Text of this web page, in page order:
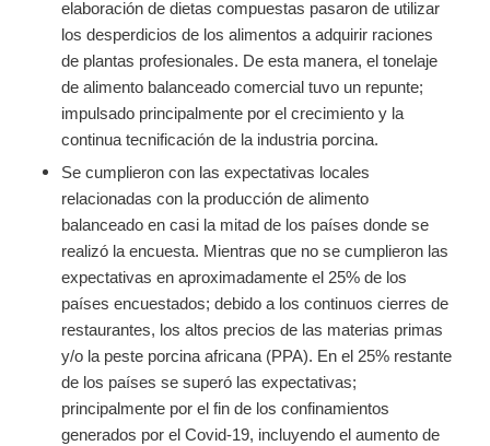
elaboración de dietas compuestas pasaron de utilizar
los desperdicios de los alimentos a adquirir raciones
de plantas profesionales. De esta manera, el tonelaje
de alimento balanceado comercial tuvo un repunte;
impulsado principalmente por el crecimiento y la
continua tecnificación de la industria porcina.
Se cumplieron con las expectativas locales
relacionadas con la producción de alimento
balanceado en casi la mitad de los países donde se
realizó la encuesta. Mientras que no se cumplieron las
expectativas en aproximadamente el 25% de los
países encuestados; debido a los continuos cierres de
restaurantes, los altos precios de las materias primas
y/o la peste porcina africana (PPA). En el 25% restante
de los países se superó las expectativas;
principalmente por el fin de los confinamientos
generados por el Covid-19, incluyendo el aumento de